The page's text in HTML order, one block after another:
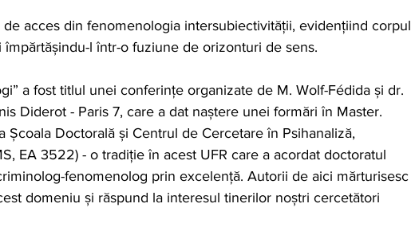
acces din fenomenologia intersubiectivității, evidențiind corpul
l într-o fuziune de orizonturi de sens.
a fost titlul unei conferințe organizate de M. Wolf-Fédida și dr.
Diderot - Paris 7, care a dat naștere unei formări în Master.
Școala Doctorală și Centrul de Cercetare în Psihanaliză,
EA 3522) - o tradiție în acest UFR care a acordat doctoratul
fenomenolog prin excelență. Autorii de aici mărturisesc
domeniu și răspund la interesul tinerilor noștri cercetători